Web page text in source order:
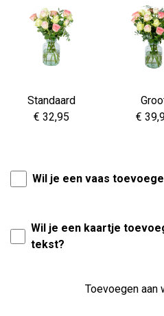
Standaard
€ 32,95
€
Wil je een vaas
Wil je een kaartje
tekst?
Toevoegen aan